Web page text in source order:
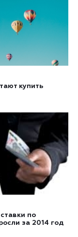
купить
по
за 2014 год